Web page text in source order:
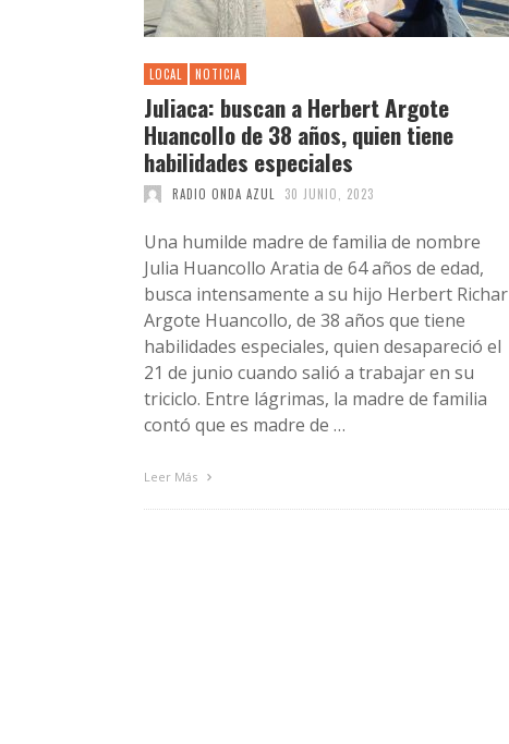
LOCAL NOTICIA
Juliaca: buscan a Herbert Argote
Huancollo de 38 años, quien tiene
habilidades especiales
RADIO ONDA AZUL 30 JUNIO, 2023
Una humilde madre de familia de nombre
Julia Huancollo Aratia de 64 años de edad,
busca intensamente a su hijo Herbert Richar
Argote Huancollo, de 38 años que tiene
habilidades especiales, quien desapareció el
21 de junio cuando salió a trabajar en su
triciclo. Entre lágrimas, la madre de familia
contó que es madre de …
Leer Más